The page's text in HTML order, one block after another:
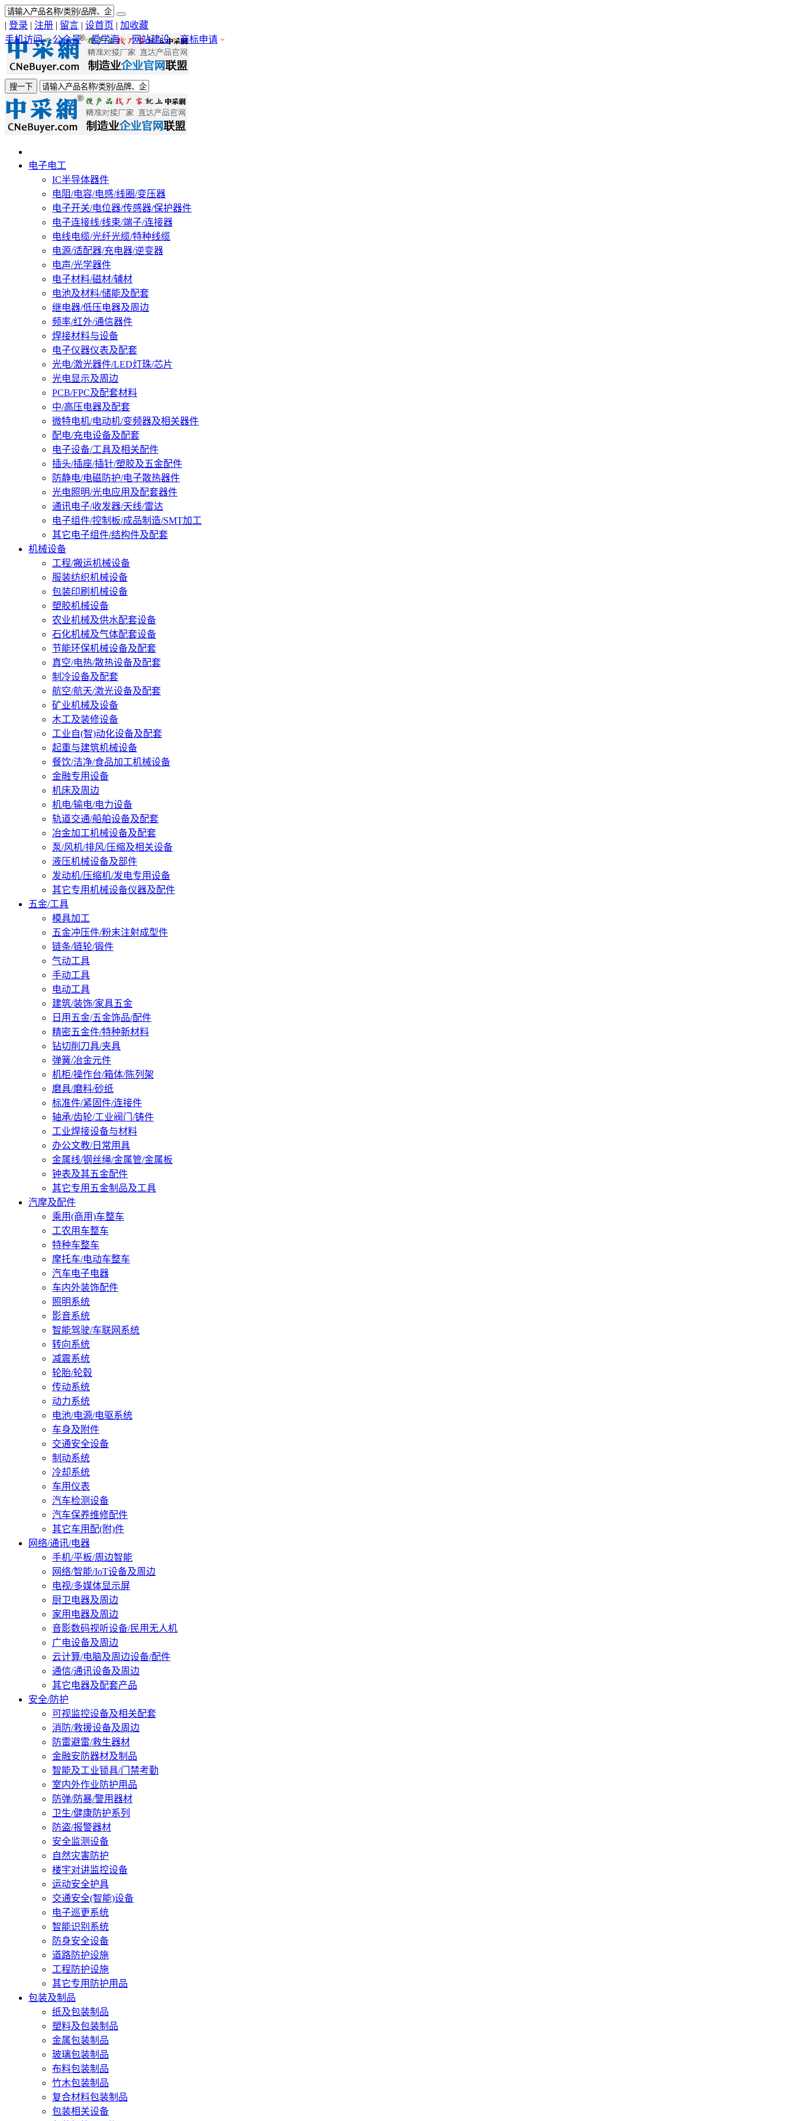
| 登录 | 注册 | 留言 | 设首页 | 加收藏
手机访问
公众号 爱学海 网站建设 商标申请
搜一下
电子电工
IC半导体器件
电阻/电容/电感/线圈/变压器
电子开关/电位器/传感器/保护器件
电子连接线/线束/端子/连接器
电线电缆/光纤光缆/特种线缆
电源/适配器/充电器/逆变器
电声/光学器件
电子材料/磁材/辅材
电池及材料/储能及配套
继电器/低压电器及周边
频率/红外/通信器件
焊接材料与设备
电子仪器仪表及配套
光电/激光器件/LED灯珠/芯片
光电显示及周边
PCB/FPC及配套材料
中/高压电器及配套
微特电机/电动机/变频器及相关器件
配电/充电设备及配套
电子设备/工具及相关配件
插头/插座/插针/塑胶及五金配件
防静电/电磁防护/电子散热器件
光电照明/光电应用及配套器件
通讯电子/收发器/天线/雷达
电子组件/控制板/成品制造/SMT加工
其它电子组件/结构件及配套
机械设备
工程/搬运机械设备
服装纺织机械设备
包装印刷机械设备
塑胶机械设备
农业机械及供水配套设备
石化机械及气体配套设备
节能环保机械设备及配套
真空/电热/散热设备及配套
制冷设备及配套
航空/航天/激光设备及配套
矿业机械及设备
木工及装修设备
工业自(智)动化设备及配套
起重与建筑机械设备
餐饮/洁净/食品加工机械设备
金融专用设备
机床及周边
机电/输电/电力设备
轨道交通/船舶设备及配套
冶金加工机械设备及配套
泵/风机/排风/压缩及相关设备
液压机械设备及部件
发动机/压缩机/发电专用设备
其它专用机械设备仪器及配件
五金/工具
模具加工
五金冲压件/粉末注射成型件
链条/链轮/锻件
气动工具
手动工具
电动工具
建筑/装饰/家具五金
日用五金/五金饰品/配件
精密五金件/特种新材料
钻切削刀具/夹具
弹簧/冶金元件
机柜/操作台/箱体/陈列架
磨具/磨料/砂纸
标准件/紧固件/连接件
轴承/齿轮/工业阀门/铸件
工业焊接设备与材料
办公文教/日常用具
金属线/钢丝绳/金属管/金属板
钟表及其五金配件
其它专用五金制品及工具
汽摩及配件
乘用(商用)车整车
工农用车整车
特种车整车
摩托车/电动车整车
汽车电子电器
车内外装饰配件
照明系统
影音系统
智能驾驶/车联网系统
转向系统
减震系统
轮胎/轮毂
传动系统
动力系统
电池/电源/电驱系统
车身及附件
交通安全设备
制动系统
冷却系统
车用仪表
汽车检测设备
汽车保养维修配件
其它车用配(附)件
网络/通讯/电器
手机/平板/周边智能
网络/智能/IoT设备及周边
电视/多媒体显示屏
厨卫电器及周边
家用电器及周边
音影数码视听设备/民用无人机
广电设备及周边
云计算/电脑及周边设备/配件
通信/通讯设备及周边
其它电器及配套产品
安全/防护
可视监控设备及相关配套
消防/救援设备及周边
防雷避雷/救生器材
金融安防器材及制品
智能及工业锁具/门禁考勤
室内外作业防护用品
防弹/防暴/警用器材
卫生/健康防护系列
防盗/报警器材
安全监测设备
自然灾害防护
楼宇对讲监控设备
运动安全护具
交通安全(智能)设备
电子巡更系统
智能识别系统
防身安全设备
道路防护设施
工程防护设施
其它专用防护用品
包装及制品
纸及包装制品
塑料及包装制品
金属包装制品
玻璃包装制品
布料包装制品
竹木包装制品
复合材料包装制品
包装相关设备